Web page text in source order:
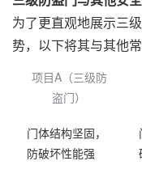
为了更直观地展示三
势，以下将其与其他
项目A（三级防
盗门）
门体结构坚固，
防破坏性能强